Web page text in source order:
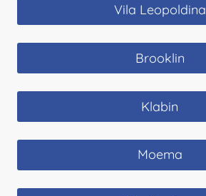
Vila Leopoldina
Brooklin
Klabin
Moema